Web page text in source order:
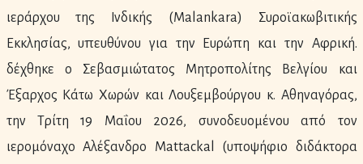
ιεράρχου της Ινδικής (Malankara) Συροϊακωβιτικής
Εκκλησίας, υπευθύνου για την Ευρώπη και την Αφρική.
δέχθηκε ο Σεβασμιώτατος Μητροπολίτης Βελγίου και
Έξαρχος Κάτω Χωρών και Λουξεμβούργου κ. Αθηναγόρας,
την Τρίτη 19 Μαΐου 2026, συνοδευομένου από τον
ιερομόναχο Αλέξανδρο Mattackal (υποψήφιο διδάκτορα